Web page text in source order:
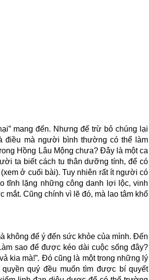
mang đến. Nhưng để trừ bỏ chúng lại
điều mà người bình thường có thể làm
Hồng Lâu Mộng chưa? Đây là một ca
ta biết cách tu thân dưỡng tính, để có
ở cuối bài). Tuy nhiên rất ít người có
tĩnh lặng những công danh lợi lộc, vinh
Cũng chính vì lẽ đó, mà lao tâm khổ
không để ý đến sức khỏe của mình. Đến
sao để được kéo dài cuộc sống đây?
kia mà!”. Đó cũng là một trong những lý
quý đều muốn tìm được bí quyết